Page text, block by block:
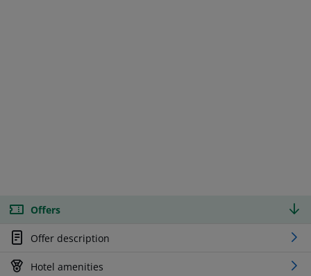
Offers
Offer description
Hotel amenities